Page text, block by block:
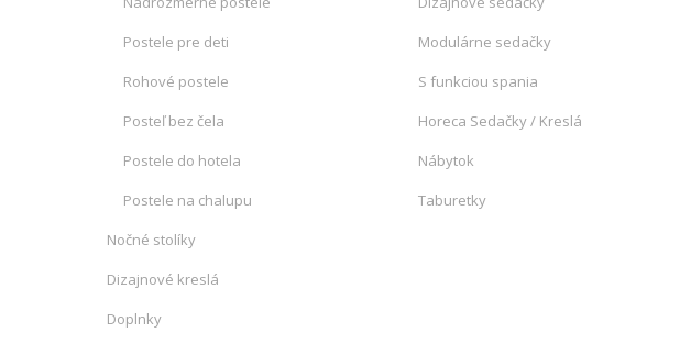
Postele pre deti
Rohové postele
Posteľ bez čela
Postele do hotela
Postele na chalupu
Modulárne sedačky
S funkciou spania
Horeca Sedačky / Kreslá
Nábytok
Taburetky
Nočné stolíky
Dizajnové kreslá
Doplnky